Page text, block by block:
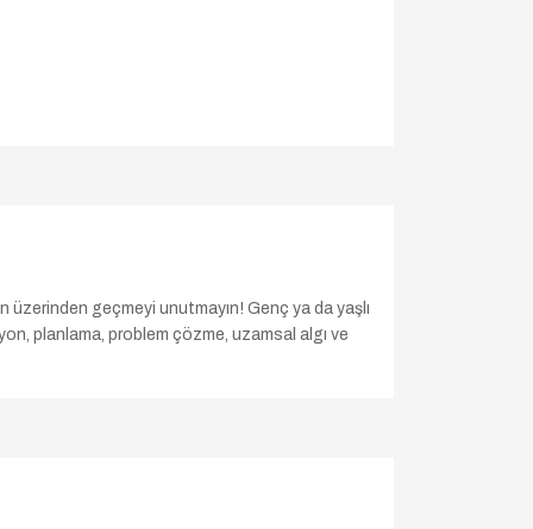
geçmeyi unutmayın! Genç ya da yaşlı
planlama, problem çözme, uzamsal algı ve